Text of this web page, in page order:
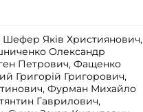
Шефер Яків Християнович,
Олександр
Петрович, Фащенко
Григорій Григорович,
Фурман Михайло
Гаврилович,